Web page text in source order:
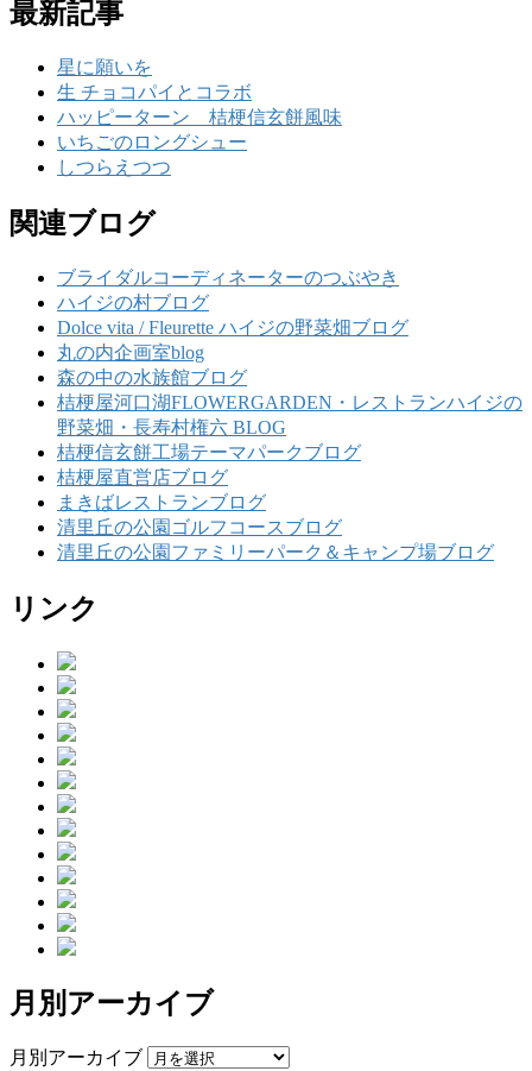
最新記事
星に願いを
生 チョコパイとコラボ
ハッピーターン 桔梗信玄餅風味
いちごのロングシュー
しつらえつつ
関連ブログ
ブライダルコーディネーターのつぶやき
ハイジの村ブログ
Dolce vita / Fleurette ハイジの野菜畑ブログ
丸の内企画室blog
森の中の水族館ブログ
桔梗屋河口湖FLOWERGARDEN・レストランハイジの
野菜畑・長寿村権六 BLOG
桔梗信玄餅工場テーマパークブログ
桔梗屋直営店ブログ
まきばレストランブログ
清里丘の公園ゴルフコースブログ
清里丘の公園ファミリーパーク＆キャンプ場ブログ
リンク
月別アーカイブ
月別アーカイブ